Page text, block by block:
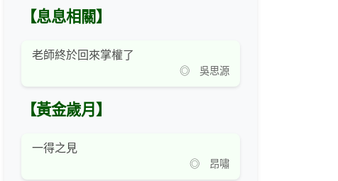
【息息相關】
老師終於回來掌權了
◎ 吳思源
【黃金歲月】
一得之見
◎ 昂嘯